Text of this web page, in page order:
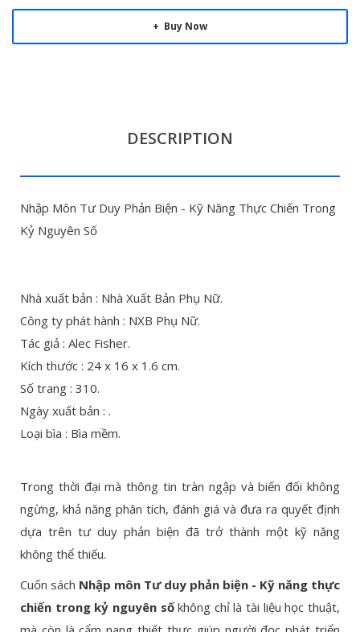
Buy Now
DESCRIPTION
Nhập Môn Tư Duy Phản Biện - Kỹ Năng Thực Chiến Trong
Kỷ Nguyên Số
Nhà xuất bản : Nhà Xuất Bản Phụ Nữ.
Công ty phát hành : NXB Phụ Nữ.
Tác giả : Alec Fisher.
Kích thước : 24 x 16 x 1.6 cm.
Số trang : 310.
Ngày xuất bản : .
Loại bìa : Bìa mềm.
Trong thời đại mà thông tin tràn ngập và biến đối không
ngừng, khả năng phân tích, đánh giá và đưa ra quyết định
dựa trên tư duy phản biện đã trở thành một kỹ năng
không thể thiếu.
Cuốn sách Nhập môn Tư duy phản biện - Kỹ năng thực
chiến trong kỷ nguyên sốkhông chỉ là tài liệu học thuật,